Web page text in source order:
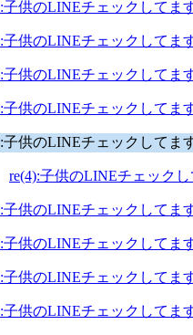
子供のLINEチェックしてま
子供のLINEチェックしてま
子供のLINEチェックしてま
子供のLINEチェックしてま
子供のLINEチェックしてま
re(4):子供のLINEチェック
子供のLINEチェックしてま
子供のLINEチェックしてま
子供のLINEチェックしてま
子供のLINEチェックしてま